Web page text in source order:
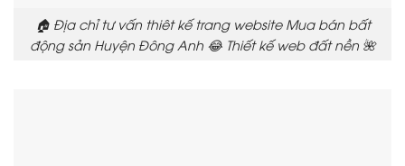
🏠 Địa chỉ tư vấn thiêt kế trang website Mua bán bất
động sản Huyện Đông Anh 😂 Thiết kế web đất nền 🌺